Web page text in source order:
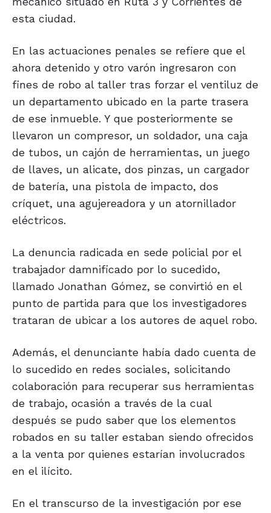
esta ciudad.
En las actuaciones penales se refiere que el
ahora detenido y otro varón ingresaron con
fines de robo al taller tras forzar el ventiluz de
un departamento ubicado en la parte trasera
de ese inmueble. Y que posteriormente se
llevaron un compresor, un soldador, una caja
de tubos, un cajón de herramientas, un juego
de llaves, un alicate, dos pinzas, un cargador
de batería, una pistola de impacto, dos
críquet, una agujereadora y un atornillador
eléctricos.
La denuncia radicada en sede policial por el
trabajador damnificado por lo sucedido,
llamado Jonathan Gómez, se convirtió en el
punto de partida para que los investigadores
trataran de ubicar a los autores de aquel robo.
Además, el denunciante había dado cuenta de
lo sucedido en redes sociales, solicitando
colaboración para recuperar sus herramientas
de trabajo, ocasión a través de la cual
después se pudo saber que los elementos
robados en su taller estaban siendo ofrecidos
a la venta por quienes estarían involucrados
en el ilícito.
En el transcurso de la investigación por ese